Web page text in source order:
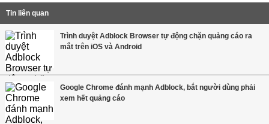
Tin liên quan
Trình duyệt Adblock Browser tự động chặn quảng cáo ra
mắt trên iOS và Android
Google Chrome đánh mạnh Adblock, bắt người dùng phải
xem hết quảng cáo